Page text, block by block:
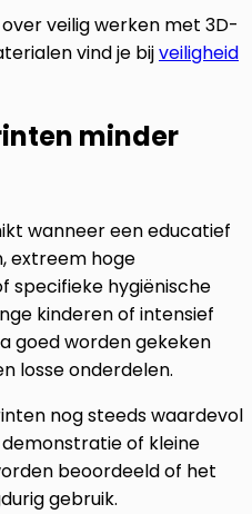
veilig werken met 3D-
vind je bijveiligheid
minder
wanneer een educatief
extreem hoge
specifieke hygiënische
kinderen of intensief
goed worden gekeken
losse onderdelen.
nog steeds waardevol
of kleine
beoordeeld of het
gebruik.